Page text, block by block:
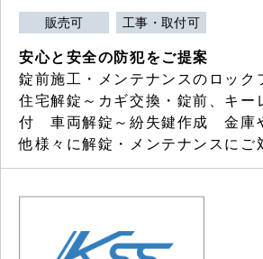
販売可 工事・取付可
安心と安全の防犯をご提案
錠前施工・メンテナンスのロック
住宅解錠～カギ交換・錠前、キー
付 車両解錠～紛失鍵作成 金庫
他様々に解錠・メンテナンスにご